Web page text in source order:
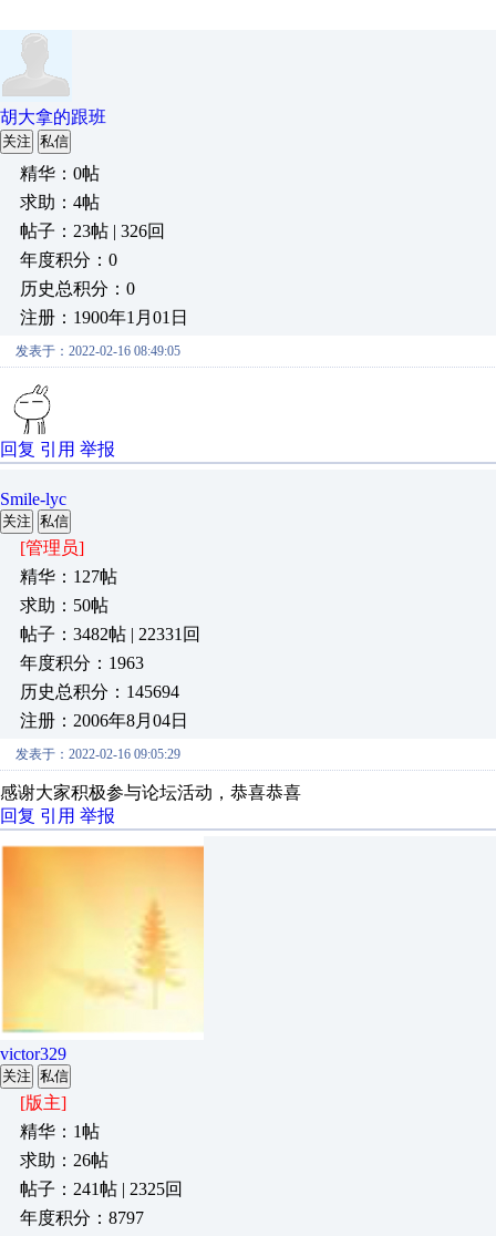
胡大拿的跟班
关注 私信
精华：0帖
求助：4帖
帖子：23帖 | 326回
年度积分：0
历史总积分：0
注册：1900年1月01日
发表于：2022-02-16 08:49:05
回复 引用 举报
Smile-lyc
关注 私信
[管理员]
精华：127帖
求助：50帖
帖子：3482帖 | 22331回
年度积分：1963
历史总积分：145694
注册：2006年8月04日
发表于：2022-02-16 09:05:29
感谢大家积极参与论坛活动，恭喜恭喜
回复 引用 举报
victor329
关注 私信
[版主]
精华：1帖
求助：26帖
帖子：241帖 | 2325回
年度积分：8797